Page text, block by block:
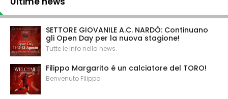
SETTORE GIOVANILE A.C. NARDÒ: Continuano
gli Open Day per la nuova stagione!
Tutte le info nella news.
Filippo Margarito é un calciatore del TORO!
Benvenuto Filippo.